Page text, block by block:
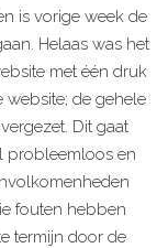
is vorige week de
Helaas was het
met één druk
de gehele
Dit gaat
probleemloos en
fouten hebben
termijn door de